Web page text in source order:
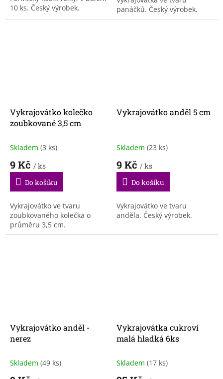
10 ks. Český výrobek.
panáčků. Český výrobek.
Vykrajovátko kolečko
zoubkované 3,5 cm
Skladem (3 ks)
9 Kč / ks
Do košíku
Vykrajovátko ve tvaru
zoubkovaného kolečka o
průměru 3,5 cm.
Vykrajovátko anděl 5 cm
Skladem (23 ks)
9 Kč / ks
Do košíku
Vykrajovátko ve tvaru
anděla. Český výrobek.
Vykrajovátko anděl -
nerez
Skladem (49 ks)
Vykrajovátka cukroví
malá hladká 6ks
Skladem (17 ks)